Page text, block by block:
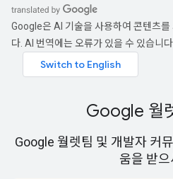
Google은 AI 기술을 사용하여 콘텐츠를
다. AI 번역에는 오류가 있을 수 있습니다.
Google 월
Google 월렛팀 및 개발자 커
움을 받으